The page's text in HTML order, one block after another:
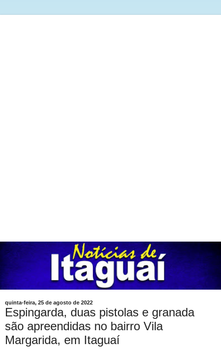
quinta-feira, 25 de agosto de 2022
Espingarda, duas pistolas e granada
são apreendidas no bairro Vila
Margarida, em Itaguaí